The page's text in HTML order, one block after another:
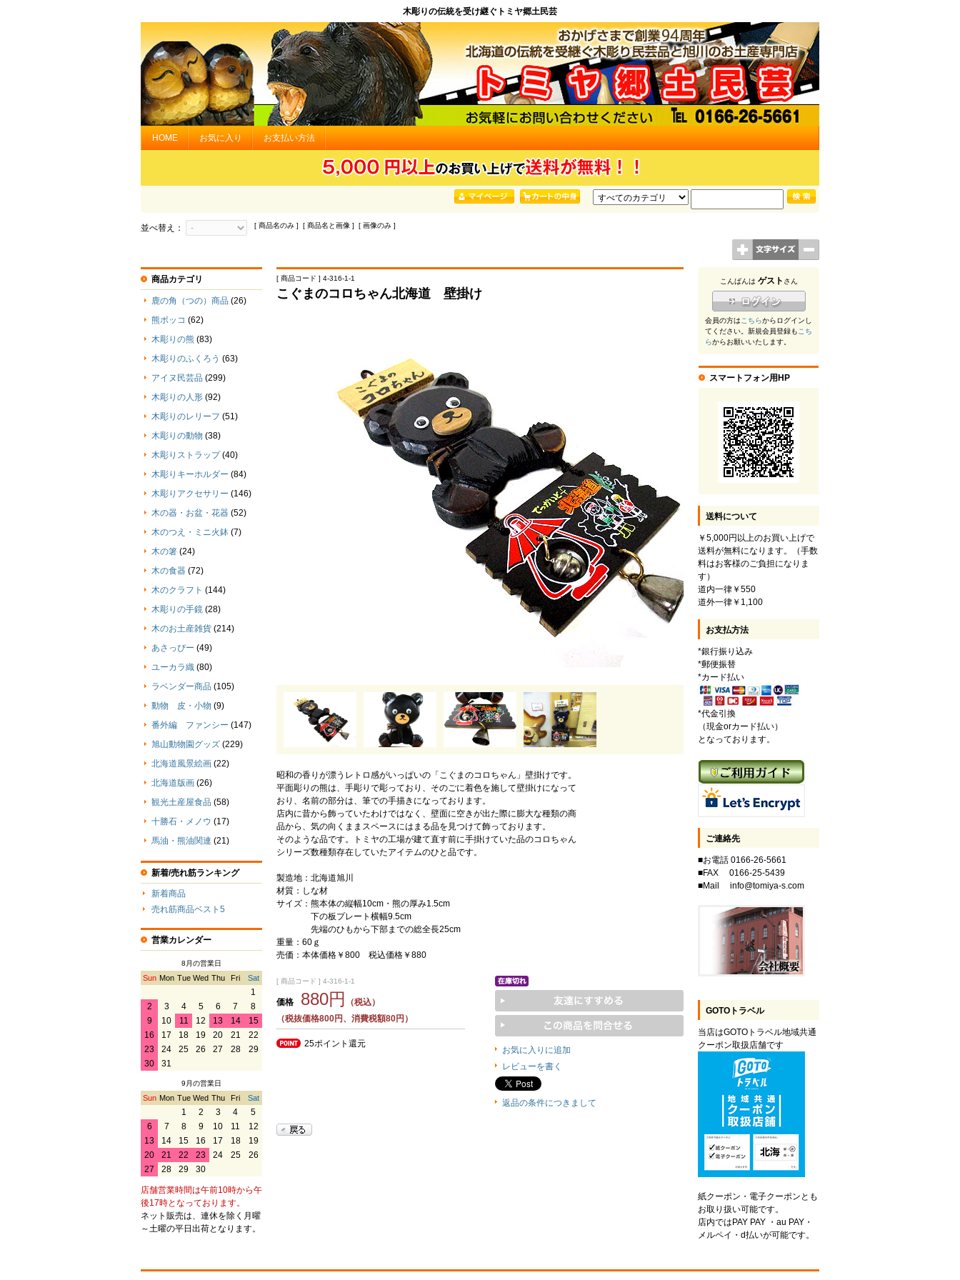
木彫りの伝統を受け継ぐトミヤ郷土民芸
HOME お気に入り お支払い方法
並べ替え： [ 商品名のみ ] [ 商品名と画像 ] [ 画像のみ ]
[ 商品コード ] 4-316-1-1
こぐまのコロちゃん北海道 壁掛け
昭和の香りが漂うレトロ感がいっぱいの「こぐまのコロちゃん」壁掛けです。
平面彫りの熊は、手彫りで彫っており、そのごに着色を施して壁掛けになって
おり、名前の部分は、筆での手描きになっております。
店内に昔から飾っていたわけではなく、壁面に空きが出た際に膨大な種類の商
品から、気の向くままスペースにはまる品を見つけて飾っております。
そのような品です。トミヤの工場が建て直す前に手掛けていた品のコロちゃん
シリーズ数種類存在していたアイテムのひと品です。
製造地：北海道旭川
材質：しな材
サイズ：熊本体の縦幅10cm・熊の厚み1.5cm
下の板プレート横幅9.5cm
先端のひもから下部までの総全長25cm
重量：60ｇ
売価：本体価格￥800 税込価格￥880
[ 商品コード ] 4-316-1-1
価格 880円
（税込）
（税抜価格800円、消費税額80円）
25ポイント還元
お気に入りに追加
レビューを書く
返品の条件につきまして
商品カテゴリ
鹿の角（つの）商品 (26)
熊ボッコ (62)
木彫りの熊 (83)
木彫りのふくろう (63)
アイヌ民芸品 (299)
木彫りの人形 (92)
木彫りのレリーフ (51)
木彫りの動物 (38)
木彫りストラップ (40)
木彫りキーホルダー (84)
木彫りアクセサリー (146)
木の器・お盆・花器 (52)
木のつえ・ミニ火鉢 (7)
木の箸 (24)
木の食器 (72)
木のクラフト (144)
木彫りの手鏡 (28)
木のお土産雑貨 (214)
あさっぴー (49)
ユーカラ織 (80)
ラベンダー商品 (105)
動物 皮・小物 (9)
番外編 ファンシー (147)
旭山動物園グッズ (229)
北海道風景絵画 (22)
北海道版画 (26)
観光土産屋食品 (58)
十勝石・メノウ (17)
馬油・熊油関連 (21)
新着/売れ筋ランキング
新着商品
売れ筋商品ベスト5
営業カレンダー
8月の営業日
Sun Mon Tue Wed Thu Fri Sat
1
2
3 4 5 6 7
8
9
10 11 12 13 14
15
16
17 18 19 20 21
22
23
24 25 26 27 28
29
30
31
9月の営業日
Sun Mon Tue Wed Thu Fri Sat
1 2 3 4
5
6
7 8 9 10 11
12
13
14 15 16 17 18
19
20
21 22 23 24 25
26
27
28 29 30
店舗営業時間は午前10時から午
後17時となっております。
ネット販売は、連休を除く月曜
～土曜の平日出荷となります。
こんばんは ゲスト さん
会員の方はこちらからログインし
てください。新規会員登録もこち
らからお願いいたします。
スマートフォン用HP
送料について
￥5,000円以上のお買い上げで
送料が無料になります。（手数
料はお客様のご負担になりま
す）
道内一律￥550
道外一律￥1,100
お支払方法
*銀行振り込み
*郵便振替
*カード払い
*代金引換
（現金orカード払い）
となっております。
ご連絡先
■お電話 0166-26-5661
■FAX 0166-25-5439
■Mail info@tomiya-s.com
GOTOトラベル
当店はGOTOトラベル地域共通
クーポン取扱店舗です
紙クーポン・電子クーポンとも
お取り扱い可能です。
店内ではPAY PAY ・au PAY・
メルペイ・d払いが可能です。